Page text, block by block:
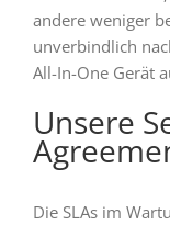
andere weniger
unverbindlich
All-In-One Gerät
Unsere
Die SLAs im